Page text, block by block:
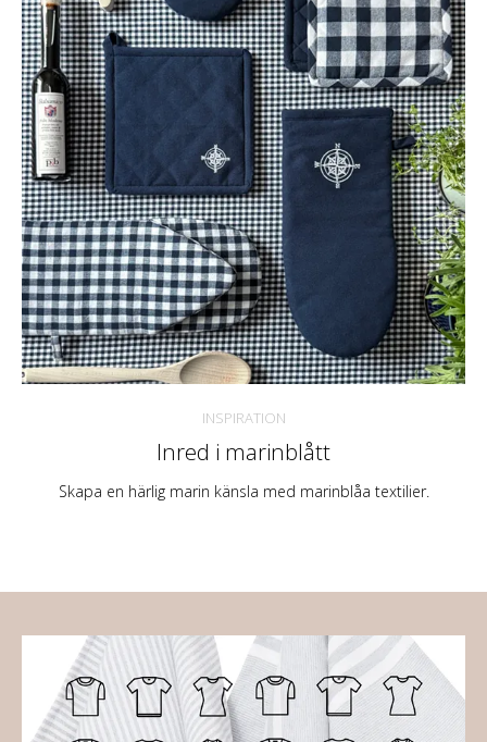
INSPIRATION
Inred i marinblått
Skapa en härlig marin känsla med marinblåa textilier.